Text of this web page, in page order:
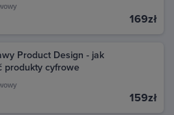
169zł
Product Design - jak
produkty cyfrowe
159zł